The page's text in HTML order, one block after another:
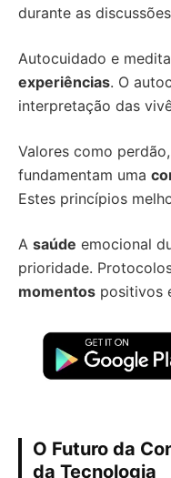
durante as
Autocuidado e
experiências. O
interpretação das
Valores como
fundamentam uma
Estes princípios
A saúde emocional
prioridade.
momentos positivos
O Futuro da
da Tecnologia